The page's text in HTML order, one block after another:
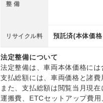
整 備
リサイクル料 預託済(本体価
法定整備について
法定整備は、車両本体価格に
支払総額には、車両価格と諸
また、支払総額は閲覧当月現
運搬費、ETCセットアップ費